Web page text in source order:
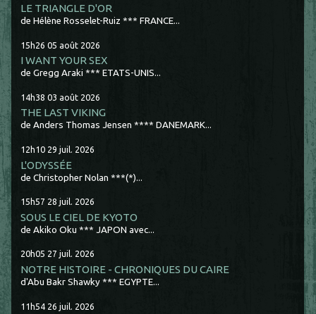
LE TRIANGLE D'OR
de Hélène Rosselet-Ruiz *** FRANCE...
15h26 05 août 2026
I WANT YOUR SEX
de Gregg Araki *** ETATS-UNIS...
14h38 03 août 2026
THE LAST VIKING
de Anders Thomas Jensen **** DANEMARK...
12h10 29 juil. 2026
L'ODYSSÉE
de Christopher Nolan ***(*)...
15h57 28 juil. 2026
SOUS LE CIEL DE KYOTO
de Akiko Oku *** JAPON avec...
20h05 27 juil. 2026
NOTRE HISTOIRE - CHRONIQUES DU CAIRE
d'Abu Bakr Shawky *** EGYPTE...
11h54 26 juil. 2026